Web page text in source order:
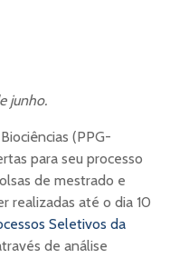
junho.
(PPG-
para seu processo
de mestrado e
realizadas até o dia 10
Seletivos da
de análise